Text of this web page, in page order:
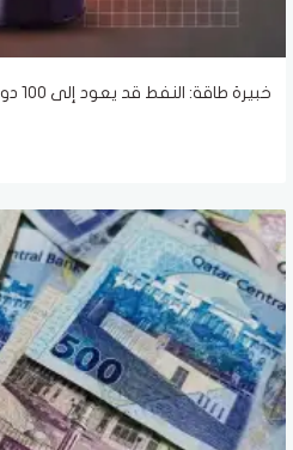
خبيرة طاقة: النفط قد يعود إلى 100 دولار للبرميل على المدى القصير